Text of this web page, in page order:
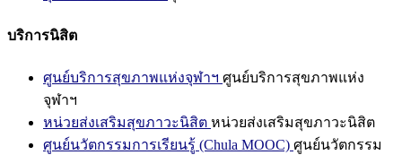
บริการนิสิต
ศูนย์บริการสุขภาพแห่งจุฬาฯ ศูนย์บริการสุขภาพแห่ง
จุฬาฯ
หน่วยส่งเสริมสุขภาวะนิสิต หน่วยส่งเสริมสุขภาวะนิสิต
ศูนย์นวัตกรรมการเรียนรู้ (Chula MOOC) ศูนย์นวัตกรรม